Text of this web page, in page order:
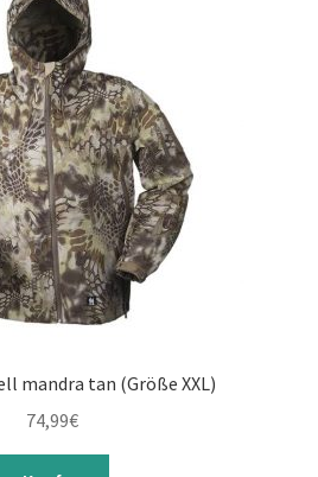
mandra tan (Größe XXL)
74,99€